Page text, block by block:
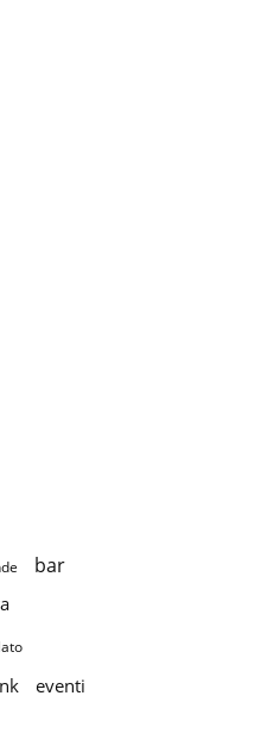
bar
eventi